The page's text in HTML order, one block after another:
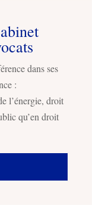
dans ses
:
l’énergie, droit
qu’en droit